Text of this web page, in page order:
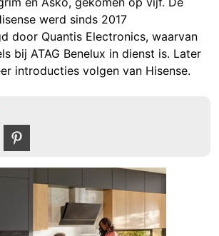
werd sinds 2017
door Quantis Electronics, waarvan
bij ATAG Benelux in dienst is. Later
introducties volgen van Hisense.